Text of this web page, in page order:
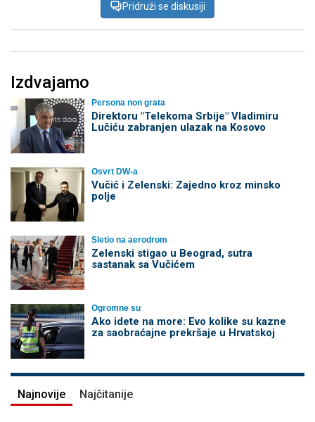
Pridruži se diskusiji
Izdvajamo
Persona non grata
Direktoru "Telekoma Srbije" Vladimiru
Lučiću zabranjen ulazak na Kosovo
Osvrt DW-a
Vučić i Zelenski: Zajedno kroz minsko
polje
Sletio na aerodrom
Zelenski stigao u Beograd, sutra
sastanak sa Vučićem
Ogromne su
Ako idete na more: Evo kolike su kazne
za saobraćajne prekršaje u Hrvatskoj
Najnovije Najčitanije